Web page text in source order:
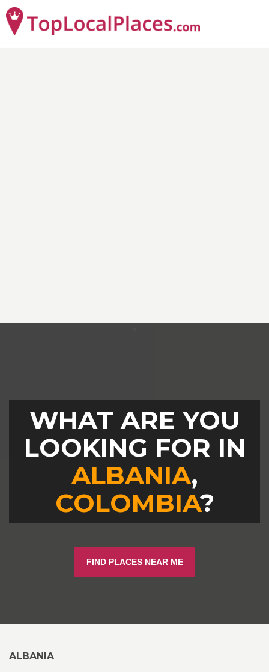
WHAT ARE YOU
LOOKING FOR IN
ALBANIA,
COLOMBIA?
FIND PLACES NEAR ME
ALBANIA